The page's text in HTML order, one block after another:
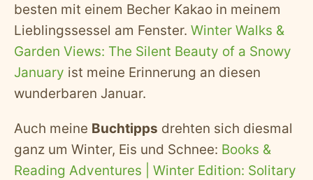
besten mit einem Becher Kakao in meinem
Lieblingssessel am Fenster. Winter Walks &
Garden Views: The Silent Beauty of a Snowy
January ist meine Erinnerung an diesen
wunderbaren Januar.
Auch meine Buchtipps drehten sich diesmal
ganz um Winter, Eis und Schnee: Books &
Reading Adventures | Winter Edition: Solitary